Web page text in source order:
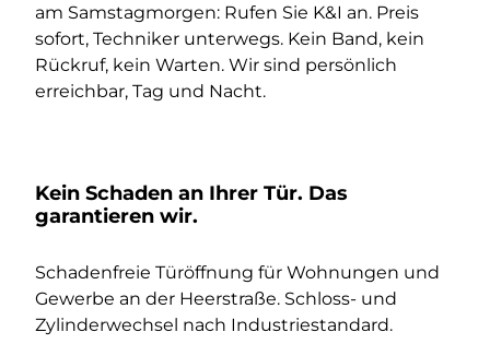
am Samstagmorgen: Rufen Sie K&I an. Preis
sofort, Techniker unterwegs. Kein Band, kein
Rückruf, kein Warten. Wir sind persönlich
erreichbar, Tag und Nacht.
Kein Schaden an Ihrer Tür. Das
garantieren wir.
Schadenfreie Türöffnung für Wohnungen und
Gewerbe an der Heerstraße. Schloss- und
Zylinderwechsel nach Industriestandard.